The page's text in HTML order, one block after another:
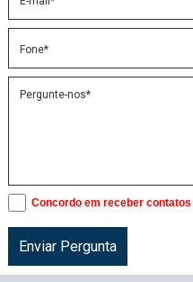
Concordo em receber contatos